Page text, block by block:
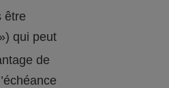
être
qui peut
de